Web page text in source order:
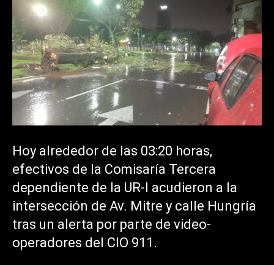
Hoy alrededor de las 03:20 horas,
efectivos de la Comisaría Tercera
dependiente de la UR-I acudieron a la
intersección de Av. Mitre y calle Hungría
tras un alerta por parte de video-
operadores del CIO 911.